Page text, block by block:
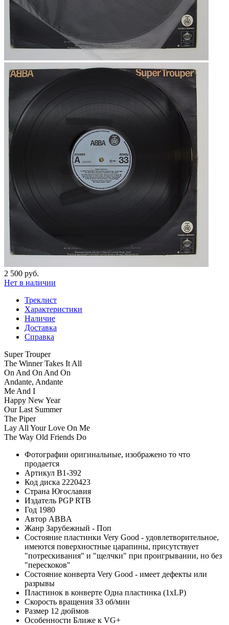
2 500 руб.
Нет в наличии
Треклист
Характеристики
Наличие
Доставка
Справка
Super Trouper
The Winner Takes It All
On And On And On
Andante, Andante
Me And I
Happy New Year
Our Last Summer
The Piper
Lay All Your Love On Me
The Way Old Friends Do
Фотографии оригинальные, изображено то что
продается
Артикул B1-392
Код диска 2220423
Страна Югославия
Издатель PGP RTB
Год 1980
Автор ABBA
Жанр Зарубежный - Поп
Состояние пластинки Very Good - удовлетворительное,
имеются поверхностные царапины, присутствует
"потрескивания" и "щелчки" при проигрывании, но без
"перескоков"
Состояние конверта Very Good - имеет дефекты или
разрывы
Пластинок в конверте Одна пластинка (1xLP)
Скорость вращения 33 об/мин
Размер 12 дюймов
Особенности Ближе к VG+